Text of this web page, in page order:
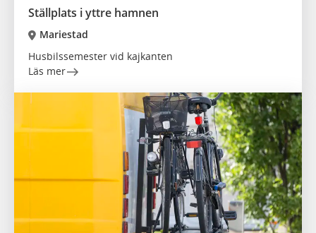
Ställplats i yttre hamnen
Mariestad
Husbilssemester vid kajkanten
Läs mer